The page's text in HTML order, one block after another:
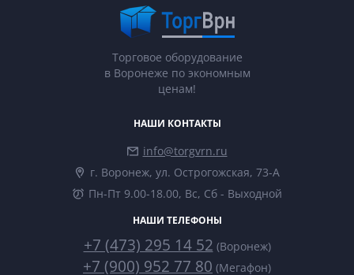
Торговое оборудование
в Воронеже по экономным
ценам!
НАШИ КОНТАКТЫ
info@torgvrn.ru
г. Воронеж, ул. Острогожская, 73-А
Пн-Пт 9.00-18.00, Вс, Сб - Выходной
НАШИ ТЕЛЕФОНЫ
+7 (473) 295 14 52 (Воронеж)
+7 (900) 952 77 80 (Мегафон)